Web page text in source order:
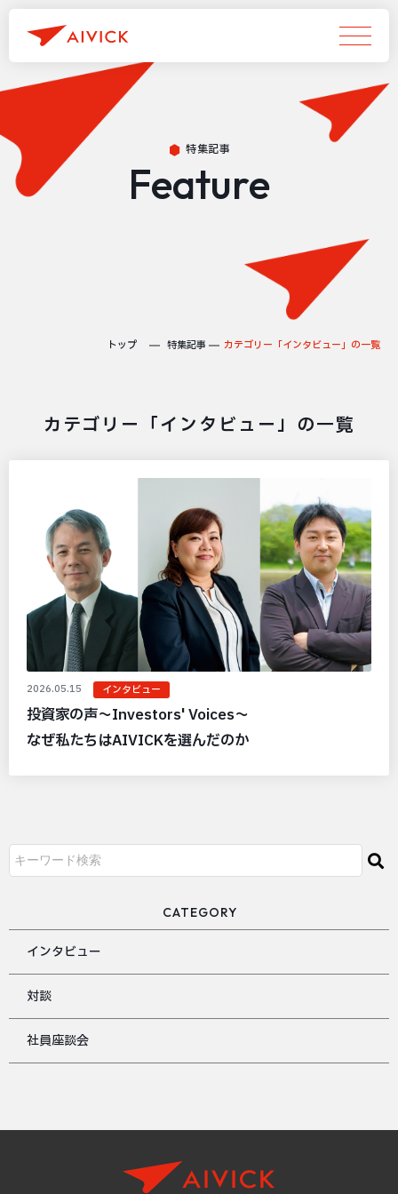
特集記事
Feature
トップ 特集記事 カテゴリー「インタビュー」の一覧
カテゴリー「インタビュー」の一覧
2026.05.15 インタビュー
投資家の声〜Investors' Voices〜
なぜ私たちはAIVICKを選んだのか
CATEGORY
インタビュー
対談
社員座談会